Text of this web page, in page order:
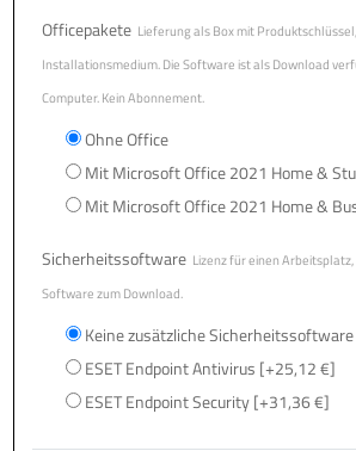
Officepakete Lieferung als Box mit
Installationsmedium. Die Software ist als Download
Computer. Kein Abonnement.
Ohne Office
Mit Microsoft Office 2021 Home &
Mit Microsoft Office 2021 Home &
Sicherheitssoftware Lizenz für einen
Software zum Download.
Keine zusätzliche Sicherheitssoftware
ESET Endpoint Antivirus [+25,12 €]
ESET Endpoint Security[+31,36 €]